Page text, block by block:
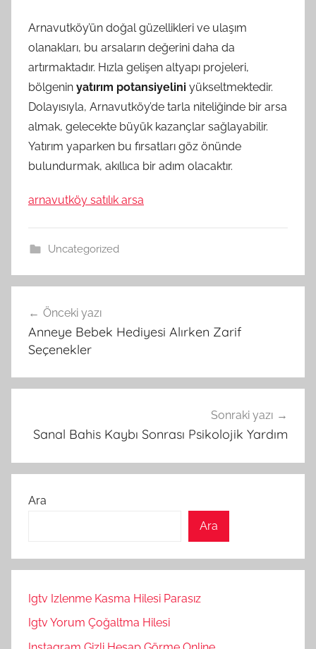
Arnavutköy’ün doğal güzellikleri ve ulaşım
olanakları, bu arsaların değerini daha da
artırmaktadır. Hızla gelişen altyapı projeleri,
bölgenin yatırım potansiyelini yükseltmektedir.
Dolayısıyla, Arnavutköy’de tarla niteliğinde bir arsa
almak, gelecekte büyük kazançlar sağlayabilir.
Yatırım yaparken bu fırsatları göz önünde
bulundurmak, akıllıca bir adım olacaktır.
arnavutköy satılık arsa
Uncategorized
gezinmesi
Önceki yazı
Anneye Bebek Hediyesi Alırken Zarif
Seçenekler
Sonraki yazı
Sanal Bahis Kaybı Sonrası Psikolojik Yardım
Ara
Ara
Igtv Izlenme Kasma Hilesi Parasız
Igtv Yorum Çoğaltma Hilesi